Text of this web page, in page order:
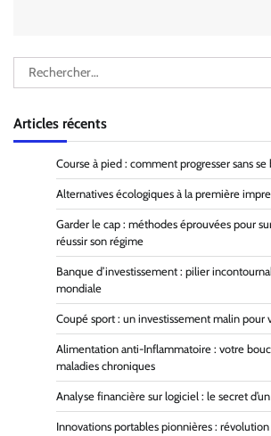
Rechercher :
Articles récents
Course à pied : comment progresser sans se
Alternatives écologiques à la première
Garder le cap : méthodes éprouvées pour
réussir son régime
Banque d’investissement : pilier
mondiale
Coupé sport : un investissement malin pour
Alimentation anti-Inflammatoire : votre
maladies chroniques
Analyse financière sur logiciel : le secret
Innovations portables pionnières :